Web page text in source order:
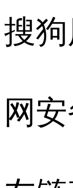
搜
网